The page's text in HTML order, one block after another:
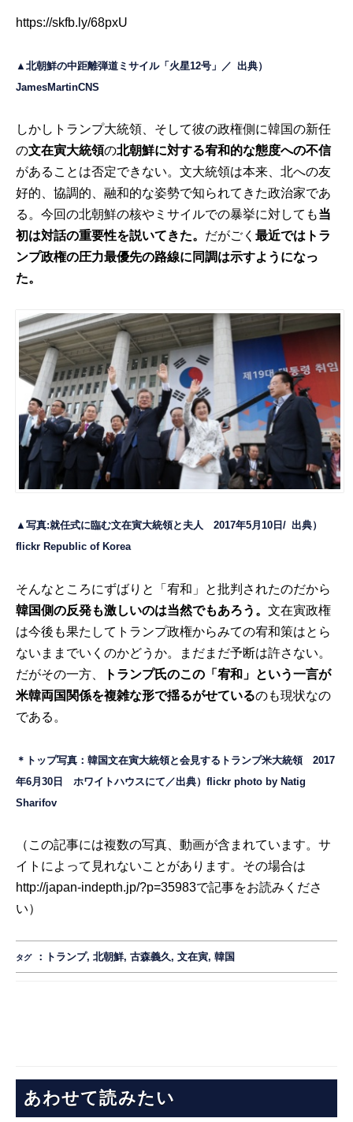
https://skfb.ly/68pxU
▲北朝鮮の中距離弾道ミサイル「火星12号」／ 出典）
JamesMartinCNS
しかしトランプ大統領、そして彼の政権側に韓国の新任
の文在寅大統領の北朝鮮に対する宥和的な態度への不信
があることは否定できない。文大統領は本来、北への友
好的、協調的、融和的な姿勢で知られてきた政治家であ
る。今回の北朝鮮の核やミサイルでの暴挙に対しても当
初は対話の重要性を説いてきた。 だがごく最近ではトラ
ンプ政権の圧力最優先の路線に同調は示すようになっ
た。
▲写真:就任式に臨む文在寅大統領と夫人 2017年5月10日/ 出典）
flickr Republic of Korea
そんなところにずばりと「宥和」と批判されたのだから
韓国側の反発も激しいのは当然でもあろう。文在寅政権
は今後も果たしてトランプ政権からみての宥和策はとら
ないままでいくのかどうか。まだまだ予断は許さない。
だがその一方、
トランプ氏のこの「宥和」という一言が
米韓両国関係を複雑な形で揺るがせているのも現状なの
である。
＊トップ写真：韓国文在寅大統領と会見するトランプ米大統領 2017
年6月30日 ホワイトハウスにて／出典）flickr photo byNatig
Sharifov
（ この記事には複数の写真、動画が含まれています。サ
イトによって見れないことがあります。その場合は
http://japan-indepth.jp/?p=35983で記事をお読みくださ
い）
タグ ： トランプ,北朝鮮,古森義久,文在寅,韓国
あわせて読みたい